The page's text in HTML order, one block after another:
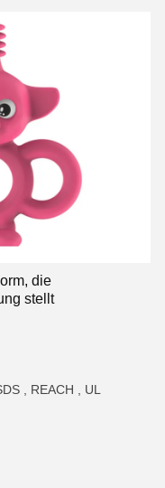
die
stellt
, REACH , UL